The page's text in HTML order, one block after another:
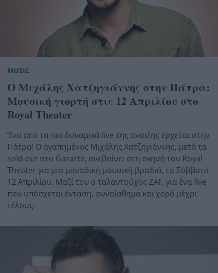
MUSIC
Ο Μιχάλης Χατζηγιάννης στην Πάτρα:
Μουσική γιορτή στις 12 Απριλίου στο
Royal Theater
Ένα από τα πιο δυναμικά live της άνοιξης έρχεται στην
Πάτρα! Ο αγαπημένος Μιχάλης Χατζηγιάννης, μετά τα
sold-out στο Gazarte, ανεβαίνει στη σκηνή του Royal
Theater για μια μοναδική μουσική βραδιά, το Σάββατο
12 Απριλίου. Μαζί του ο ταλαντούχος ZAF, για ένα live
που υπόσχεται ένταση, συναίσθημα και χορό μέχρι
τέλους.